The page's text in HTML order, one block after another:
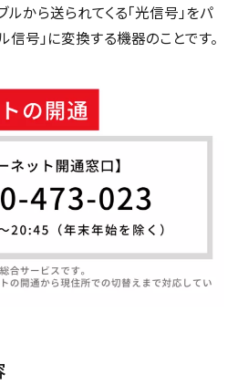
から送られてくる「光信号」をパ
信号」に変換する機器のことです。